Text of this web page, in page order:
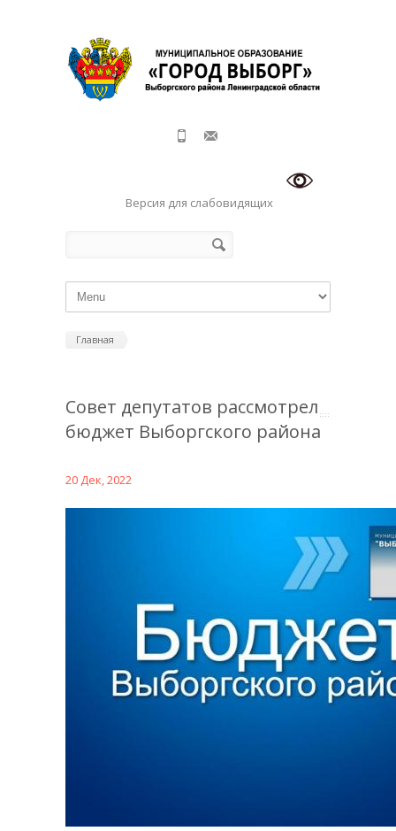
Версия для слабовидящих
Главная
Совет депутатов рассмотрел
бюджет Выборгского района
20 Дек, 2022